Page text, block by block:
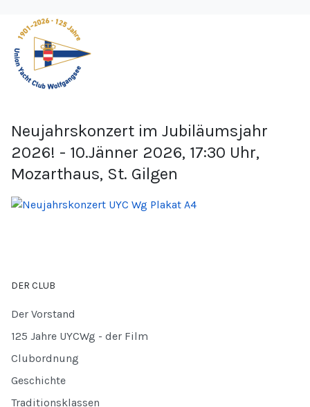
Neujahrskonzert im Jubiläumsjahr
2026! - 10.Jänner 2026, 17:30 Uhr,
Mozarthaus, St. Gilgen
DER CLUB
Der Vorstand
125 Jahre UYCWg - der Film
Clubordnung
Geschichte
Traditionsklassen